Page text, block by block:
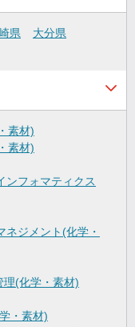
県
大分県
素材)
素材)
ンフォマティクス
ジメント(化学・
理(化学・素材)
・素材)